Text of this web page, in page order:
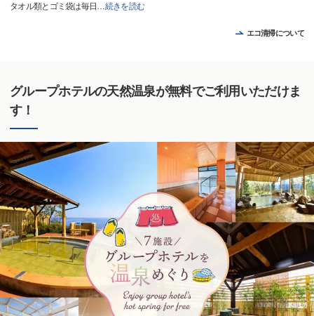
タオル類とゴミ袋は毎日 …続きを読む
エコ清掃について
グループホテルの天然温泉が無料でご利用いただけま
す！